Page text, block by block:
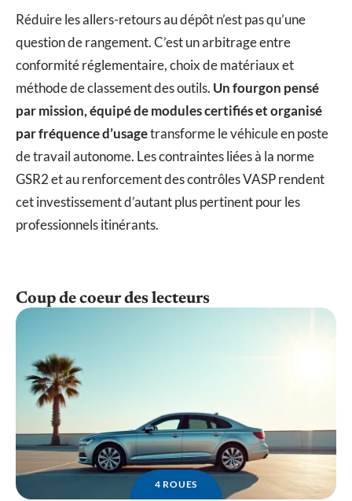
Réduire les allers-retours au dépôt n’est pas qu’une
question de rangement. C’est un arbitrage entre
conformité réglementaire, choix de matériaux et
méthode de classement des outils. Un fourgon pensé
par mission, équipé de modules certifiés et organisé
par fréquence d’usagetransforme le véhicule en poste
de travail autonome. Les contraintes liées à la norme
GSR2 et au renforcement des contrôles VASP rendent
cet investissement d’autant plus pertinent pour les
professionnels itinérants.
Coup de coeur des lecteurs
4 ROUES